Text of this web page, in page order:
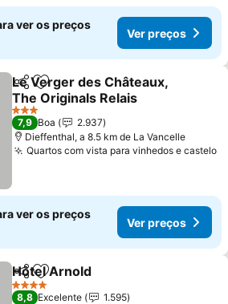
ver os preços
Ver preços
PartilharAdicionar aos favoritos
Le Verger des Châteaux,
The Originals Relais
3 Estrelas
7,9 Boa
2.937
Dieffenthal, a 8.5 km de La Vancelle
Quartos com vista para vinhedos e castelo
ver os preços
Ver preços
PartilharAdicionar aos favoritos
Hôtel Arnold
4 Estrelas
8,8 Excelente
1.595